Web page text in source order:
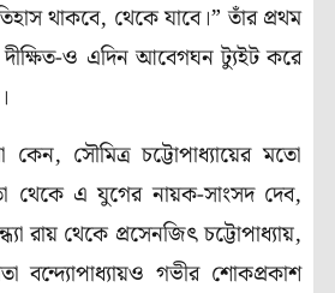
থাকবে, থেকে যাবে।” তাঁর প্রথম
দীক্ষিত-ও এদিন আবেগঘন ট্যুইট করে
সৌমিত্র চট্টোপাধ্যায়ের মতো
থেকে এ যুগের নায়ক-সাংসদ দেব,
রায় থেকে প্রসেনজিৎ চট্টোপাধ্যায়,
বন্দ্যোপাধ্যায়ও গভীর শোকপ্রকাশ